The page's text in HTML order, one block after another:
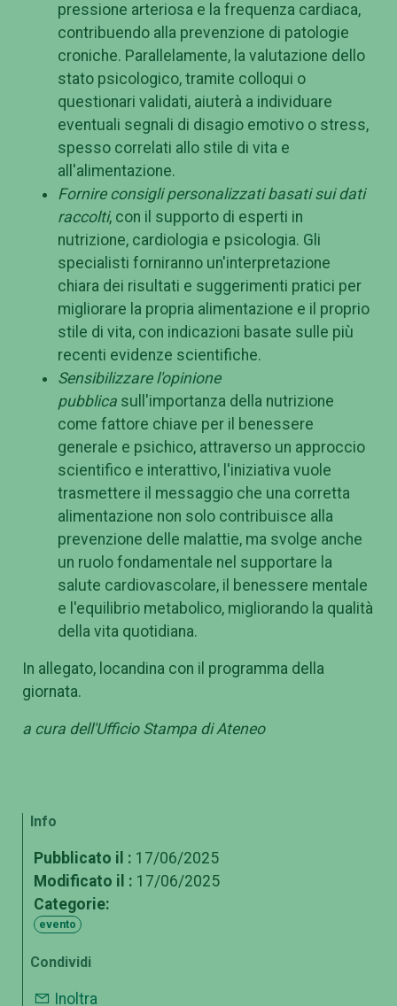
pressione arteriosa e la frequenza cardiaca,
contribuendo alla prevenzione di patologie
croniche. Parallelamente, la valutazione dello
stato psicologico, tramite colloqui o
questionari validati, aiuterà a individuare
eventuali segnali di disagio emotivo o stress,
spesso correlati allo stile di vita e
all'alimentazione.
Fornire consigli personalizzati basati sui dati
raccolti, con il supporto di esperti in
nutrizione, cardiologia e psicologia. Gli
specialisti forniranno un'interpretazione
chiara dei risultati e suggerimenti pratici per
migliorare la propria alimentazione e il proprio
stile di vita, con indicazioni basate sulle più
recenti evidenze scientifiche.
Sensibilizzare l'opinione
pubblica sull'importanza della nutrizione
come fattore chiave per il benessere
generale e psichico, attraverso un approccio
scientifico e interattivo, l'iniziativa vuole
trasmettere il messaggio che una corretta
alimentazione non solo contribuisce alla
prevenzione delle malattie, ma svolge anche
un ruolo fondamentale nel supportare la
salute cardiovascolare, il benessere mentale
e l'equilibrio metabolico, migliorando la qualità
della vita quotidiana.
In allegato, locandina con il programma della
giornata.
a cura dell'Ufficio Stampa di Ateneo
Info
Pubblicato il : 17/06/2025
Modificato il : 17/06/2025
Categorie:
evento
Condividi
Inoltra